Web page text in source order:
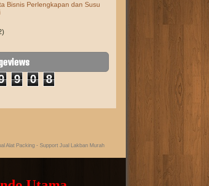
Bisnis Perlengkapan dan Susu
9 0 8
Alat Packing- Support Jual Lakban Murah